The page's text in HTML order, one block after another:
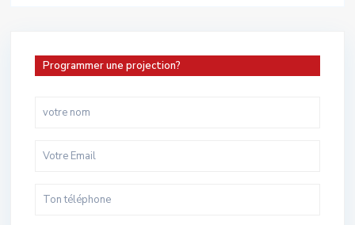
Programmer une projection?